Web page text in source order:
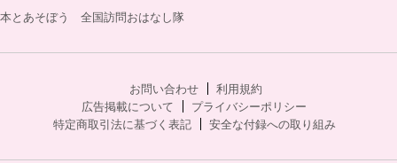
本とあそぼう 全国訪問おはなし隊
お問い合わせ
利用規約
広告掲載について
プライバシーポリシー
特定商取引法に基づく表記
安全な付録への取り組み